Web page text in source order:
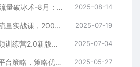
【第13404期】私域流量破冰术-8月：52页SOP电子书、11小时录音及10+实战案例视频 2025-08-14
【第13285期】私域流量实战课，200人团队运营模型，矩阵引流技术，高客单私聊转化策略 2025-07-19
【第13198期】短视频训练营2.0新版，7大流量密码/钩子设计技巧/私域引流/DOU+投放指南 2025-07-04
【第12982期】投流平台策略，策略优化实操，解决投流5大痛点，4步实现精准引流 2025-05-27